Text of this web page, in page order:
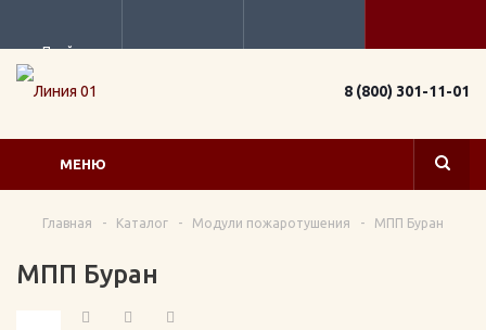
Прайс
8 (800) 301-11-01
МЕНЮ
Главная - Каталог - Модули пожаротушения - МПП Буран
МПП Буран